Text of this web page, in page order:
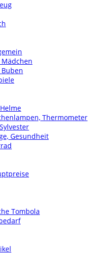
Thermometer
Gesundheit
Tombola